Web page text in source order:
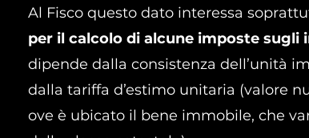
Al Fisco questo dato interessa
per il calcolo di alcune imposte sugli
dipende dalla consistenza dell’unità
dalla tariffa d’estimo unitaria (valore
ove è ubicato il bene immobile, che